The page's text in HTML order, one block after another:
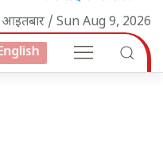
आइतबार / Sun Aug 9, 2026